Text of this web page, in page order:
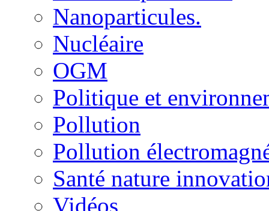
Nanoparticules.
Nucléaire
OGM
Politique et
Pollution
Pollution
Santé nature
Vidéos